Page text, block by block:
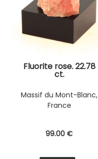
Fluorite rose. 22.78
ct.
Massif du Mont-Blanc,
France
99.00 €